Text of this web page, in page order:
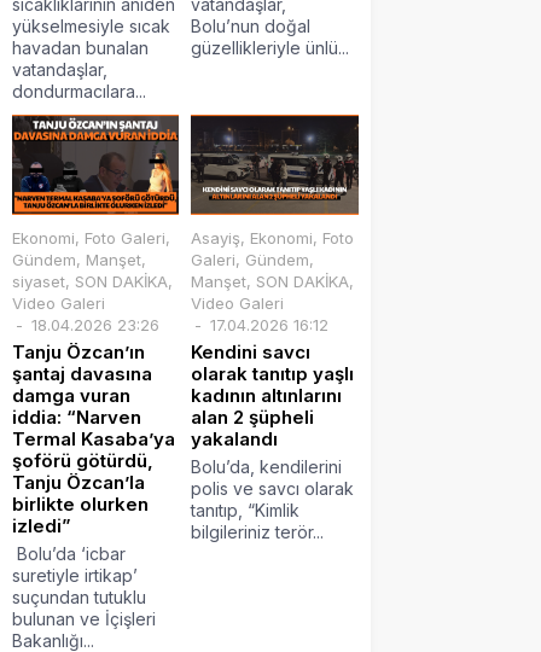
yükselmesiyle sıcak
havadan bunalan
vatandaşlar,
dondurmacılara...
Bolu’nun doğal
güzellikleriyle ünlü...
Ekonomi, Foto Galeri,
Gündem, Manşet,
siyaset, SON DAKİKA,
Video Galeri
18.04.2026 23:26
Tanju Özcan’ın
şantaj davasına
damga vuran
iddia: “Narven
Termal Kasaba’ya
şoförü götürdü,
Tanju Özcan’la
birlikte olurken
izledi”
Bolu’da ‘icbar
suretiyle irtikap’
suçundan tutuklu
bulunan ve İçişleri
Bakanlığı...
Asayiş, Ekonomi, Foto
Galeri, Gündem,
Manşet, SON DAKİKA,
Video Galeri
17.04.2026 16:12
Kendini savcı
olarak tanıtıp yaşlı
kadının altınlarını
alan 2 şüpheli
yakalandı
Bolu’da, kendilerini
polis ve savcı olarak
tanıtıp, “Kimlik
bilgileriniz terör...